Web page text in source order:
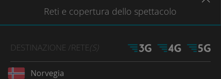
Reti e copertura dello spettacolo
DESTINAZIONE /RETE(S)
Norvegia